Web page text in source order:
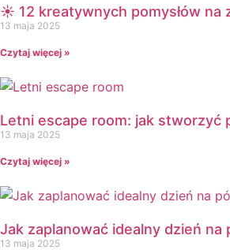
Dzień Nauczyciela
Dzień Postaci z bajek
Dzień Przedszkolaka
Dzień Pszczoły
Dzień Świadomości Autyzmu
Dzień Walki z Depresją
Dzień Zdrowego Śniadania
E
Emocje
☀️ 12 kreatywnych pomysłów na
13 maja 2025
Czytaj więcej »
Letni escape room: jak stworzyć
13 maja 2025
Czytaj więcej »
Jak zaplanować idealny dzień na
13 maja 2025